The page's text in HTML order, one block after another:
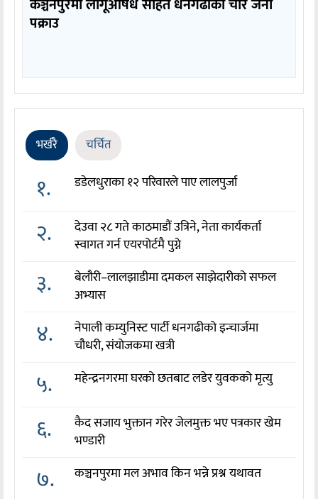
कञ्चनपुरमा लागूऔषध सहित धनगढीका चार जना
पक्राउ
भर्खरै चर्चित
१. डडेलधुराका १२ परिवारले पाए लालपुर्जा
२.
देउवा २८ गते काठमाडौं उत्रिने, नेता कार्यकर्ता
स्वागत गर्न एयरपोर्टमै पुग्ने
३.
बेलौरी–लालझाडीमा दमकल साझेदारीको सफल
अभ्यास
४.
नेपाली कम्युनिस्ट पार्टी धनगढीको इन्चार्जमा
चौधरी, संयोजकमा खत्री
५. महेन्द्रनगरमा घरको छतबाट लडेर युवकको मृत्यु
६.
कैद सजाय भुक्तान गरेर जेलमुक्त भए पत्रकार खेम
भण्डारी
७. कञ्चनपुरमा मल अभाव किन भन्ने प्रश्न यथावत